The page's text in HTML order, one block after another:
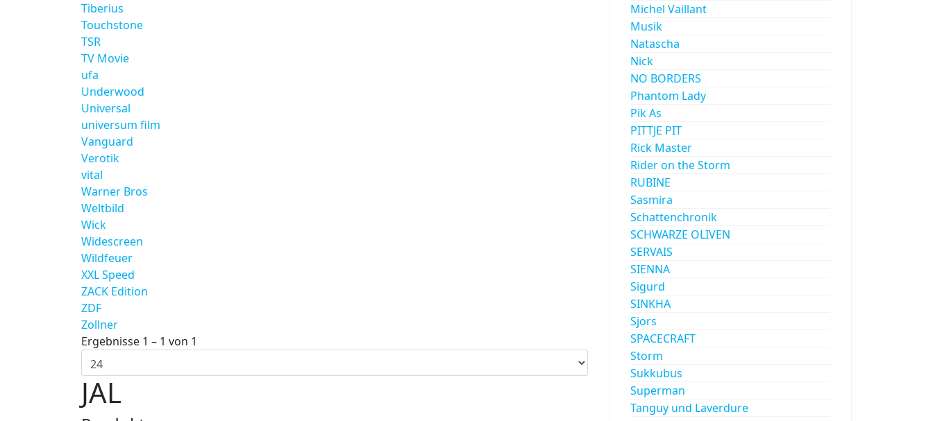
Tiberius
Touchstone
TSR
TV Movie
ufa
Underwood
Universal
universum film
Vanguard
Verotik
vital
Warner Bros
Weltbild
Wick
Widescreen
Wildfeuer
XXL Speed
ZACK Edition
ZDF
Zollner
Ergebnisse 1 – 1 von 1
JAL
Michel Vaillant
Musik
Natascha
Nick
NO BORDERS
Phantom Lady
Pik As
PITTJE PIT
Rick Master
Rider on the Storm
RUBINE
Sasmira
Schattenchronik
SCHWARZE OLIVEN
SERVAIS
SIENNA
Sigurd
SINKHA
Sjors
SPACECRAFT
Storm
Sukkubus
Superman
Tanguy und Laverdure